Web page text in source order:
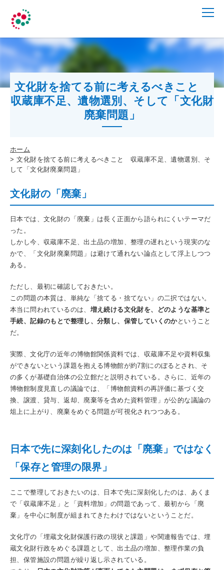
文化財を捨てる前に考えるべきこと
収蔵庫不足、遺物選別、そして「文化財
廃棄問題」
ホーム
文化財を捨てる前に考えるべきこと 収蔵庫不足、遺物選別、そ
して「文化財廃棄問題」
文化財の「廃棄」
日本では、文化財の「廃棄」は長く正面から語られにくいテーマだ
った。
しかし今、収蔵庫不足、出土品の増加、整理の遅れという現実のな
かで、「文化財廃棄問題」は避けて通れない論点として浮上しつつ
ある。
ただし、最初に確認しておきたい。
この問題の本質は、単純な「捨てる・捨てない」の二択ではない。
本当に問われているのは、 増え続ける文化財を、どのような基準と
手続、記録のもとで整理し、分類し、保管していくのかということ
だ。
実際、文化庁の近年の博物館関係資料では、収蔵庫不足や資料収集
ができないという課題を抱える博物館が約7割にのぼるとされ、そ
の多くが基礎自治体の公立館だと説明されている。さらに、近年の
博物館制度見直しの議論では、「博物館資料の再評価に基づく交
換、譲渡、貸与、返却、廃棄等を含めた資料管理」が公的な議論の
俎上に上がり、廃棄をめぐる問題が可視化されつつある。
日本で先に深刻化したのは「廃棄」ではなく
「保存と管理の限界」
ここで整理しておきたいのは、日本で先に深刻化したのは、あくま
で「収蔵庫不足」と「資料増加」の問題であって、最初から「廃
棄」を中心に制度が組まれてきたわけではないということだ。
文化庁の「埋蔵文化財保護行政の現状と課題」や関連報告では、埋
蔵文化財行政をめぐる課題として、出土品の増加、整理作業の負
担、保管施設の問題が繰り返し示されている。